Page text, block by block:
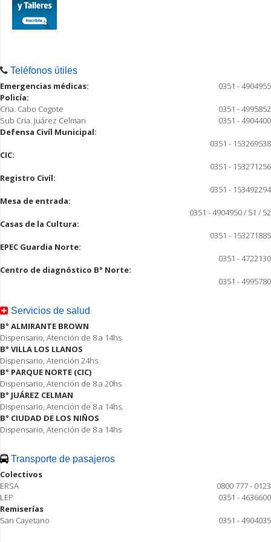
Teléfonos útiles
Emergencias médicas:
0351 - 4904955
Policía:
Cria. Cabo Cogote
0351 - 4995852
Sub Cria. Juárez Celman
0351 - 4904400
Defensa Civíl Municipal:
0351 - 153269538
CIC:
0351 - 153271256
Registro Civíl:
0351 - 153492294
Mesa de entrada:
0351 - 4904950 / 51 / 52
Casas de la Cultura:
0351 - 153271885
EPEC Guardia Norte:
0351 - 4722130
Centro de diagnóstico B° Norte:
0351 - 4995780
Servicios de salud
B° ALMIRANTE BROWN
Dispensario, Atención de 8 a 14hs
B° VILLA LOS LLANOS
Dispensario, Atención 24hs
B° PARQUE NORTE (CIC)
Dispensario, Atención de 8 a 20hs
B° JUÁREZ CELMAN
Dispensario, Atención de 8 a 14hs.
B° CIUDAD DE LOS NIÑOS
Dispensario, Atención de 8 a 14hs
Transporte de pasajeros
Colectivos
ERSA
0800 777 - 0123
LEP
0351 - 4636600
Remiserías
San Cayetano
0351 - 4904035